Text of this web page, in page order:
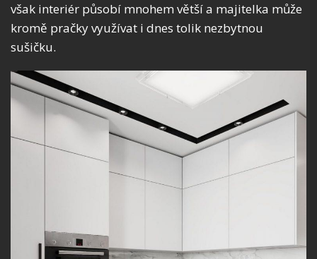
však interiér působí mnohem větší a majitelka může
kromě pračky využívat i dnes tolik nezbytnou
sušičku.